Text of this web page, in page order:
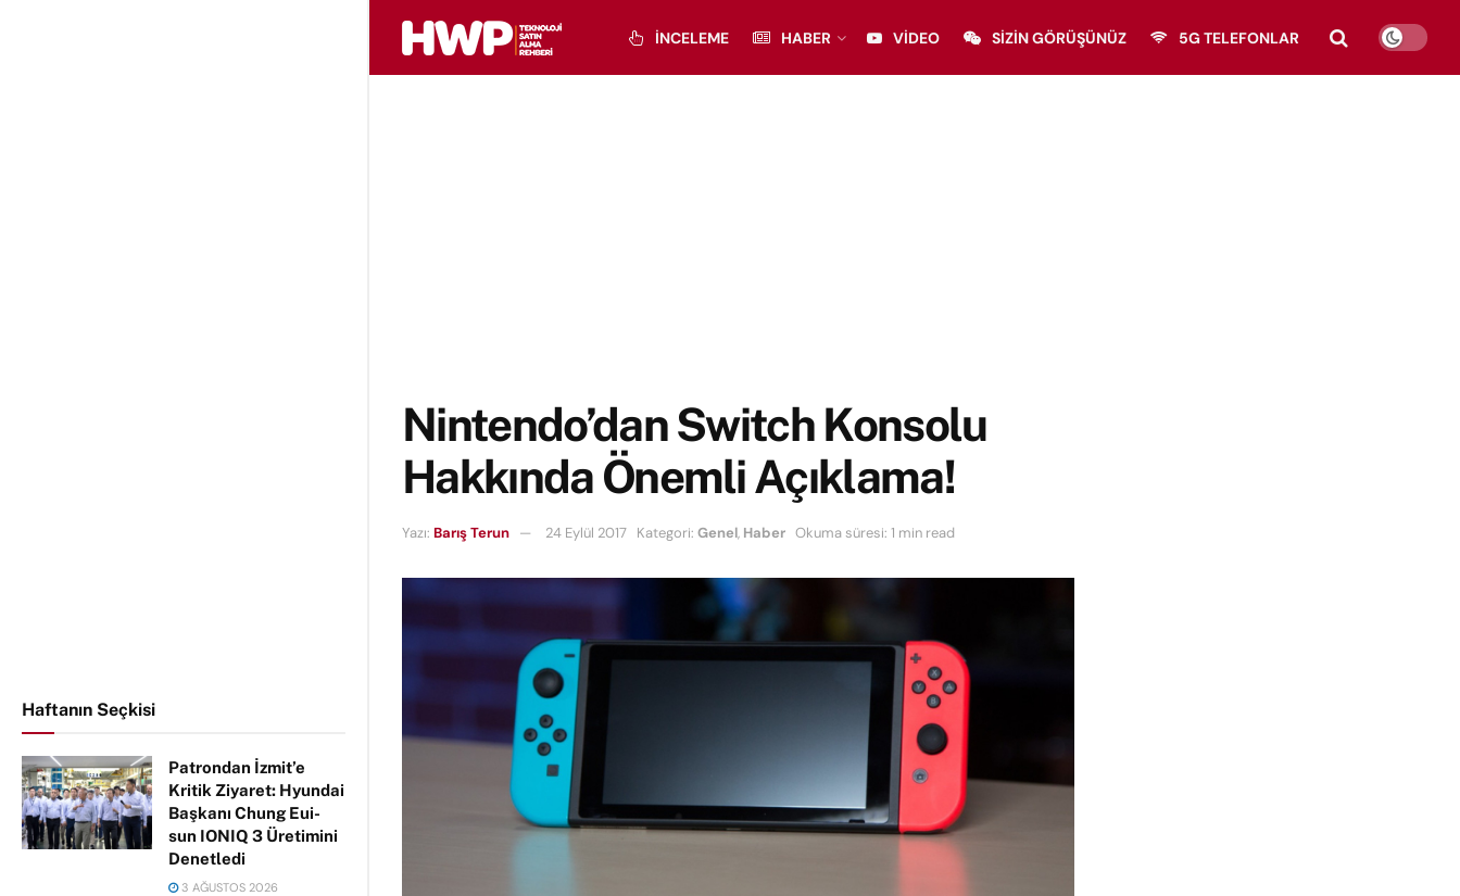
Haftanın Seçkisi
Patrondan İzmit’e
Kritik Ziyaret: Hyundai
Başkanı Chung Eui-
sun IONIQ 3 Üretimini
Denetledi
3 AĞUSTOS 2026
İNCELEME HABER VIDEO SIZIN GÖRÜŞÜNÜZ 5G TELEFONLAR
Nintendo’dan Switch Konsolu
Hakkında Önemli Açıklama!
Yazı: Barış Terun 24 Eylül 2017 Kategori: Genel, Haber Okuma süresi: 1 min read